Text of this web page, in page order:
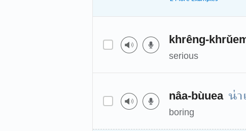
khrêng-
serious
nâa-bùuea น่า
boring